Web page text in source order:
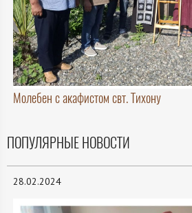
Молебен с акафистом свт. Тихону
ПОПУЛЯРНЫЕ НОВОСТИ
28.02.2024